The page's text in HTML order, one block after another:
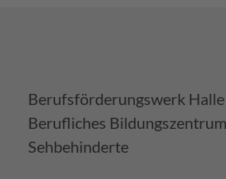
Berufsförderungswerk Halle
Berufliches
Sehbehinderte